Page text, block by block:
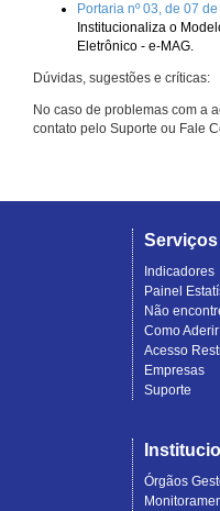
Portaria nº 03, de 07
Institucionaliza o
Eletrônico - e-MAG.
Dúvidas, sugestões e críticas:
No caso de problemas com a
contato pelo Suporte ou Fale
Serviços
Indicadores
Painel
Não
Como
Acesso
Empresas
Suporte
Órgãos